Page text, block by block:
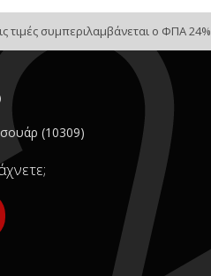
τιμές συμπεριλαμβάνεται ο ΦΠΑ 24%
(10309)